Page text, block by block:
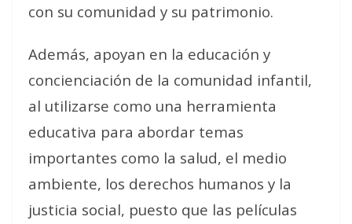
con su comunidad y su patrimonio.
Además, apoyan en la educación y
concienciación de la comunidad infantil,
al utilizarse como una herramienta
educativa para abordar temas
importantes como la salud, el medio
ambiente, los derechos humanos y la
justicia social, puesto que las películas